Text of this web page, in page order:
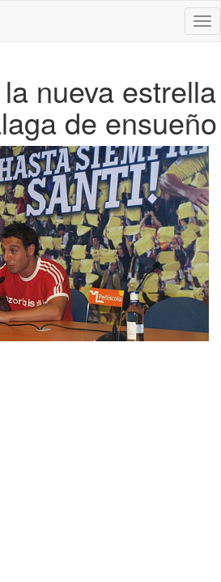
nueva estrella
de ensueño